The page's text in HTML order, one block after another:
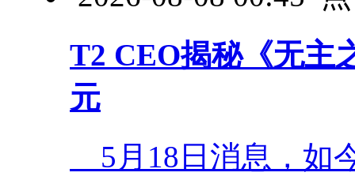
T2 CEO揭秘《无主
元
5月18日消息，如